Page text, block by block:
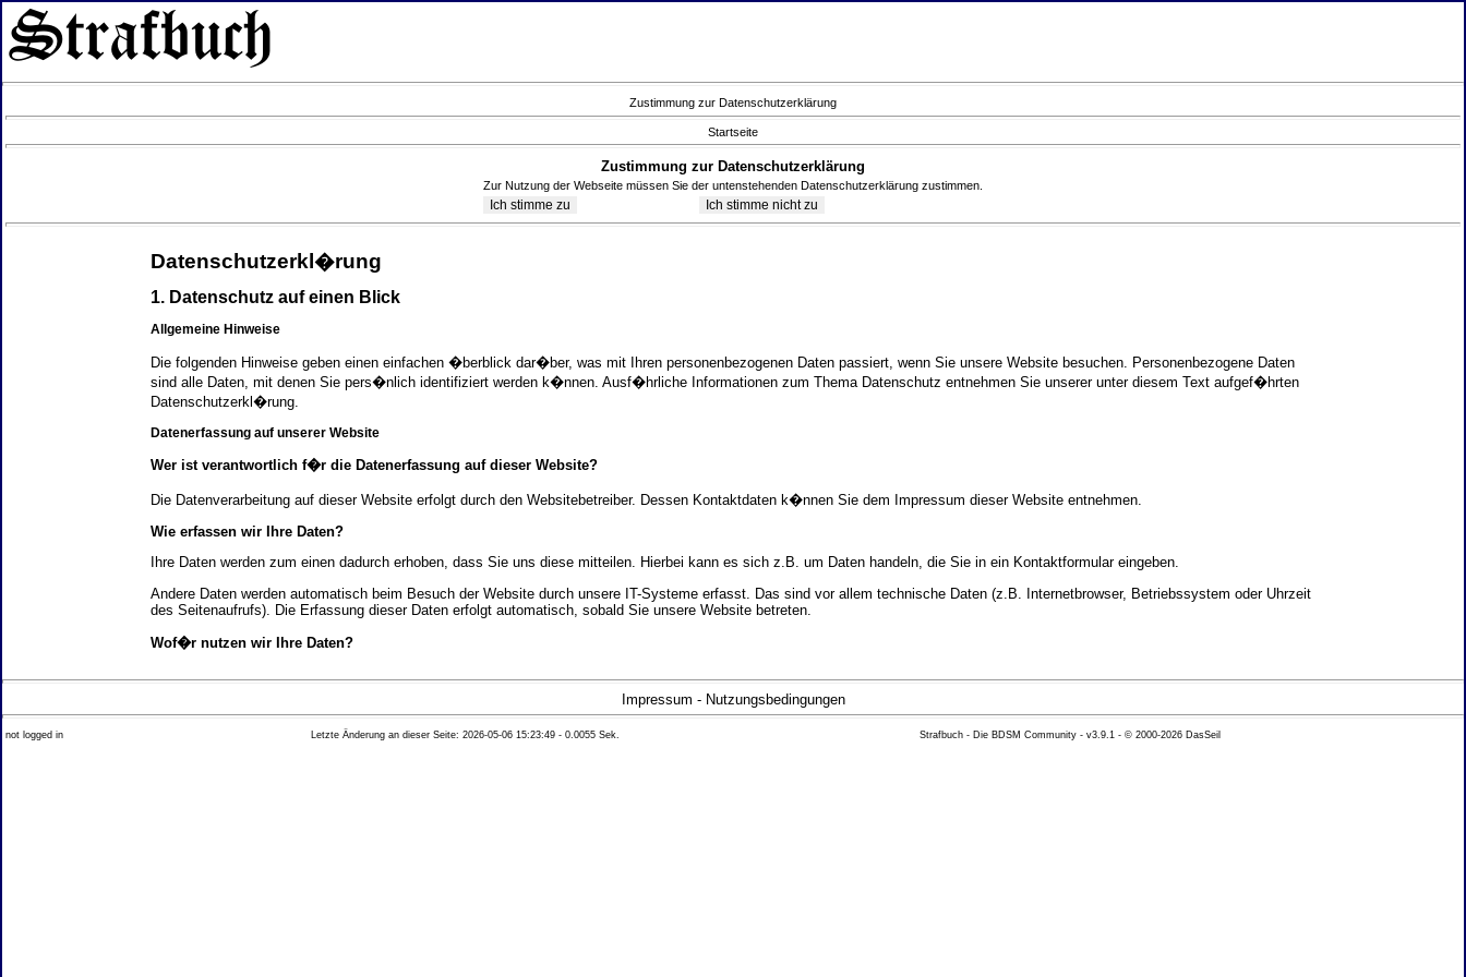
Zustimmung zur Datenschutzerklärung
Startseite
Zustimmung zur Datenschutzerklärung
Zur Nutzung der Webseite müssen Sie der untenstehenden Datenschutzerklärung zustimmen.
Datenschutzerkl�rung
1. Datenschutz auf einen Blick
Allgemeine Hinweise
Die folgenden Hinweise geben einen einfachen �berblick dar�ber, was mit Ihren personenbezogenen Daten passiert, wenn Sie unsere Website besuchen. Personenbezogene Daten
sind alle Daten, mit denen Sie pers�nlich identifiziert werden k�nnen. Ausf�hrliche Informationen zum Thema Datenschutz entnehmen Sie unserer unter diesem Text aufgef�hrten
Datenschutzerkl�rung.
Datenerfassung auf unserer Website
Wer ist verantwortlich f�r die Datenerfassung auf dieser Website?
Die Datenverarbeitung auf dieser Website erfolgt durch den Websitebetreiber. Dessen Kontaktdaten k�nnen Sie dem Impressum dieser Website entnehmen.
Wie erfassen wir Ihre Daten?
Ihre Daten werden zum einen dadurch erhoben, dass Sie uns diese mitteilen. Hierbei kann es sich z.B. um Daten handeln, die Sie in ein Kontaktformular eingeben.
Andere Daten werden automatisch beim Besuch der Website durch unsere IT-Systeme erfasst. Das sind vor allem technische Daten (z.B. Internetbrowser, Betriebssystem oder Uhrzeit
des Seitenaufrufs). Die Erfassung dieser Daten erfolgt automatisch, sobald Sie unsere Website betreten.
Wof�r nutzen wir Ihre Daten?
Ein Teil der Daten wird erhoben, um eine fehlerfreie Bereitstellung der Website zu gew�hrleisten. Andere Daten k�nnen zur Analyse Ihres Nutzerverhaltens verwendet werden.
Welche Rechte haben Sie bez�glich Ihrer Daten?
Sie haben jederzeit das Recht unentgeltlich Auskunft �ber Herkunft, Empf�nger und Zweck Ihrer gespeicherten personenbezogenen Daten zu erhalten. Sie haben au�erdem ein
Impressum - Nutzungsbedingungen
not logged in Letzte Änderung an dieser Seite: 2026-05-06 15:23:49 - 0.0055 Sek. Strafbuch - Die BDSM Community - v3.9.1 - © 2000-2026 DasSeil